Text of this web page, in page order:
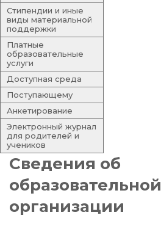
Стипендии и иные
виды материальной
поддержки
Платные
образовательные
услуги
Доступная среда
Поступающему
Анкетирование
Электронный журнал
для родителей и
учеников
Сведения об
образовательной
организации